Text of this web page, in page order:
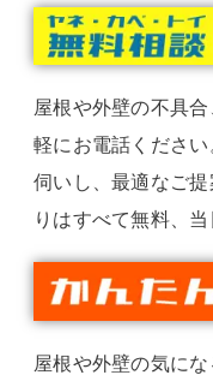
屋根や外壁の不具
軽にお電話くださ
伺いし、最適なご
りはすべて無料、当
屋根や外壁の気に